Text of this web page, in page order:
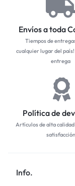
Envíos a toda
Tiempos de
cualquier lugar del país!
entrega
Política de
Artículos de alta
Info.